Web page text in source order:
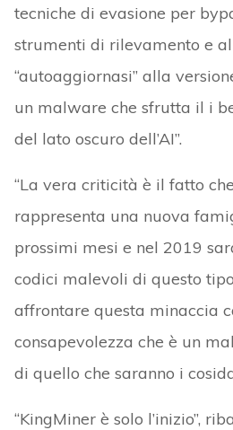
tecniche di evasione per
strumenti di rilevamento e
“autoaggiornasi” alla
un malware che sfrutta il i
del lato oscuro dell’AI”.
“La vera criticità è il fatto
rappresenta una nuova
prossimi mesi e nel 2019
codici malevoli di questo
affrontare questa minaccia
consapevolezza che è un
di quello che saranno i
“KingMiner è solo l’inizio”,